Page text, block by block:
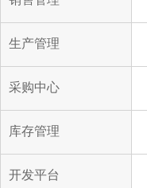
生产管理
采购中心
库存管理
开发平台